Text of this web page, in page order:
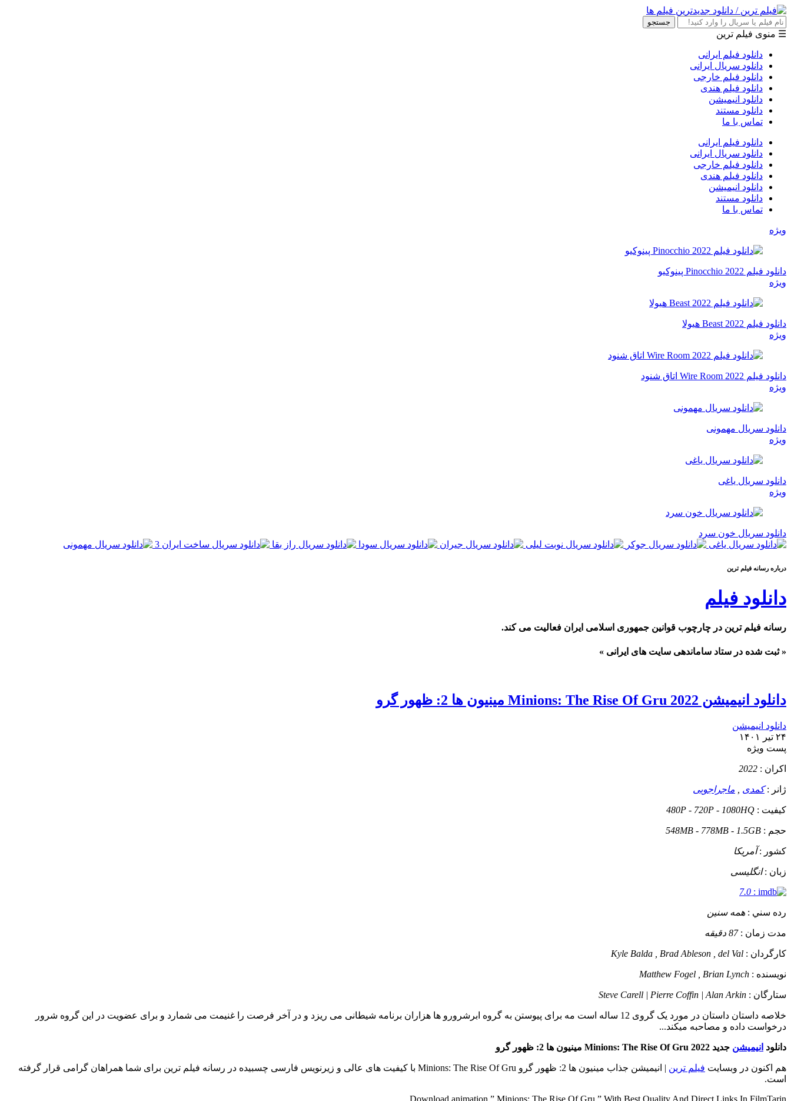
جستجو
☰ منوی فیلم ترین
دانلود فیلم ایرانی
دانلود سریال ایرانی
دانلود فیلم خارجی
دانلود فیلم هندی
دانلود انیمیشن
دانلود مستند
تماس با ما
دانلود فیلم ایرانی
دانلود سریال ایرانی
دانلود فیلم خارجی
دانلود فیلم هندی
دانلود انیمیشن
دانلود مستند
تماس با ما
ویژه
دانلود فیلم Pinocchio 2022 پینوکیو
ویژه
دانلود فیلم Beast 2022 هیولا
ویژه
دانلود فیلم Wire Room 2022 اتاق شنود
ویژه
دانلود سریال مهمونی
ویژه
دانلود سریال یاغی
ویژه
دانلود سریال خون سرد
درباره رسانه فيلم ترين
دانلود فیلم
رسانه فیلم ترین در چارچوب قوانین جمهوری اسلامی ایران فعالیت می کند.
« ثبت شده در ستاد ساماندهی سایت های ایرانی »
دانلود انیمیشن Minions: The Rise Of Gru 2022 مینیون ها 2: ظهور گرو
دانلود انیمیشن
۲۴ تیر ۱۴۰۱
پست ويژه
اکران : 2022
ژانر :کمدی ماجراجویی
کيفيت : 480P - 720P - 1080HQ
حجم : 548MB - 778MB - 1.5GB
کشور :آمریکا
زبان :انگلیسی
:
7.0
رده سني : همه سنین
مدت زمان :87 دقیقه
کارگردان : Kyle Balda , Brad Ableson , del Val
نويسنده : Matthew Fogel , Brian Lynch
ستارگان : Steve Carell | Pierre Coffin | Alan Arkin
خلاصه داستان
داستان در مورد یک گروی 12 ساله است مه برای پیوستن به گروه ابرشرورو ها هزاران برنامه شیطانی می ریزد و در آخر فرصت را غنیمت می شمارد و برای عضویت در این گروه شرور
درخواست داده و مصاحبه میکند...
دانلود انیمیشن جدید Minions: The Rise Of Gru 2022 مینیون ها 2: ظهور گرو
هم اکنون در وبسایت فیلم ترین
| انیمیشن جذاب مینیون ها 2: ظهور گرو Minions: The Rise Of Gru با کیفیت های عالی و زیرنویس فارسی چسبیده در رسانه فیلم ترین برای شما همراهان گرامی قرار گرفته
است.
Download animation ” Minions: The Rise Of Gru ” With Best Quality And Direct Links In FilmTarin